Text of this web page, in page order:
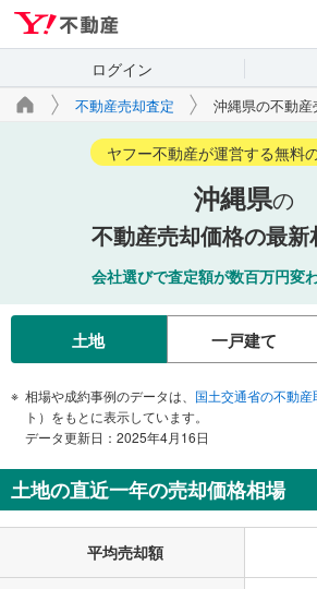
ログイン
不動産売却査定 沖縄県の不動産
ヤフー不動産が運営する無料
沖縄県の
不動産売却価格の最新
会社選びで査定額が数百万円変
土地 一戸建て
相場や成約事例のデータは、 国土交通省の不動産
ト）をもとに表示しています。
データ更新日：2025年4月16日
土地の直近一年の売却価格相場
平均売却額